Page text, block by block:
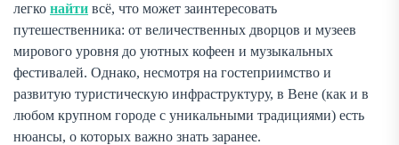
легко найти всё, что может заинтересовать
путешественника: от величественных дворцов и музеев
мирового уровня до уютных кофеен и музыкальных
фестивалей. Однако, несмотря на гостеприимство и
развитую туристическую инфраструктуру, в Вене (как и в
любом крупном городе с уникальными традициями) есть
нюансы, о которых важно знать заранее.